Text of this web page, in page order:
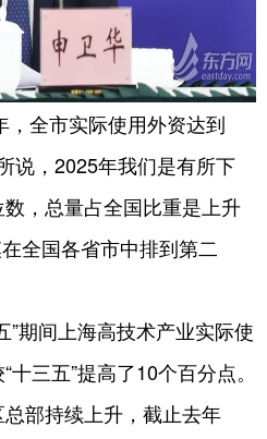
全市实际使用外资达到
说，2025年我们是有所下
，总量占全国比重是上升
全国各省市中排到第二
间上海高技术产业实际使
三五”提高了10个百分点。
部持续上升，截止去年